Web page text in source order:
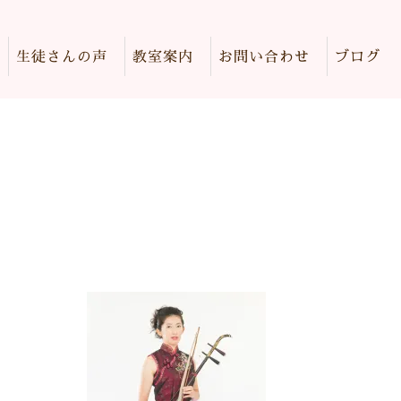
生徒さんの声 教室案内 お問い合わせ ブログ